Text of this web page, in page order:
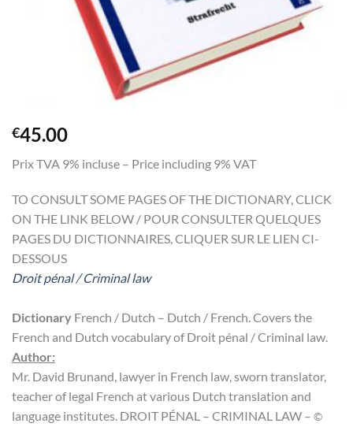
€45.00
Prix TVA 9% incluse – Price including 9% VAT
TO CONSULT SOME PAGES OF THE DICTIONARY, CLICK
ON THE LINK BELOW / POUR CONSULTER QUELQUES
PAGES DU DICTIONNAIRES, CLIQUER SUR LE LIEN CI-
DESSOUS
Droit pénal / Criminal law
Dictionary French / Dutch – Dutch / French. Covers the
French and Dutch vocabulary of Droit pénal / Criminal law.
Author:
Mr. David Brunand, lawyer in French law, sworn translator,
teacher of legal French at various Dutch translation and
language institutes. DROIT PÉNAL – CRIMINAL LAW – ©